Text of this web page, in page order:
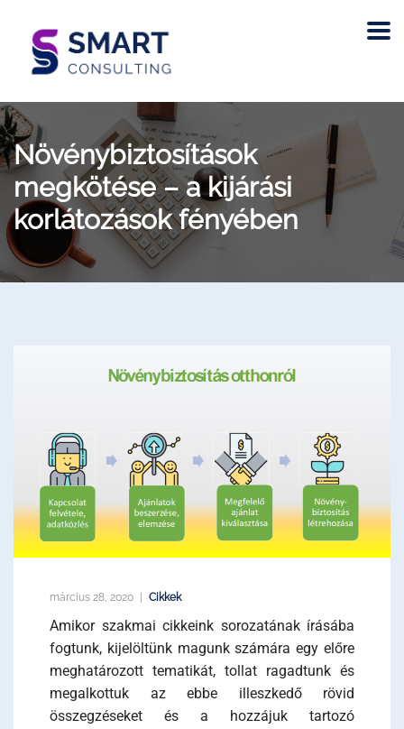
Növénybiztosítások
megkötése – a kijárási
korlátozások fényében
március 28, 2020 Cikkek
Amikor szakmai cikkeink sorozatának írásába
fogtunk, kijelöltünk magunk számára egy előre
meghatározott tematikát, tollat ragadtunk és
megalkottuk az ebbe illeszkedő rövid
összegzéseket és a hozzájuk tartozó